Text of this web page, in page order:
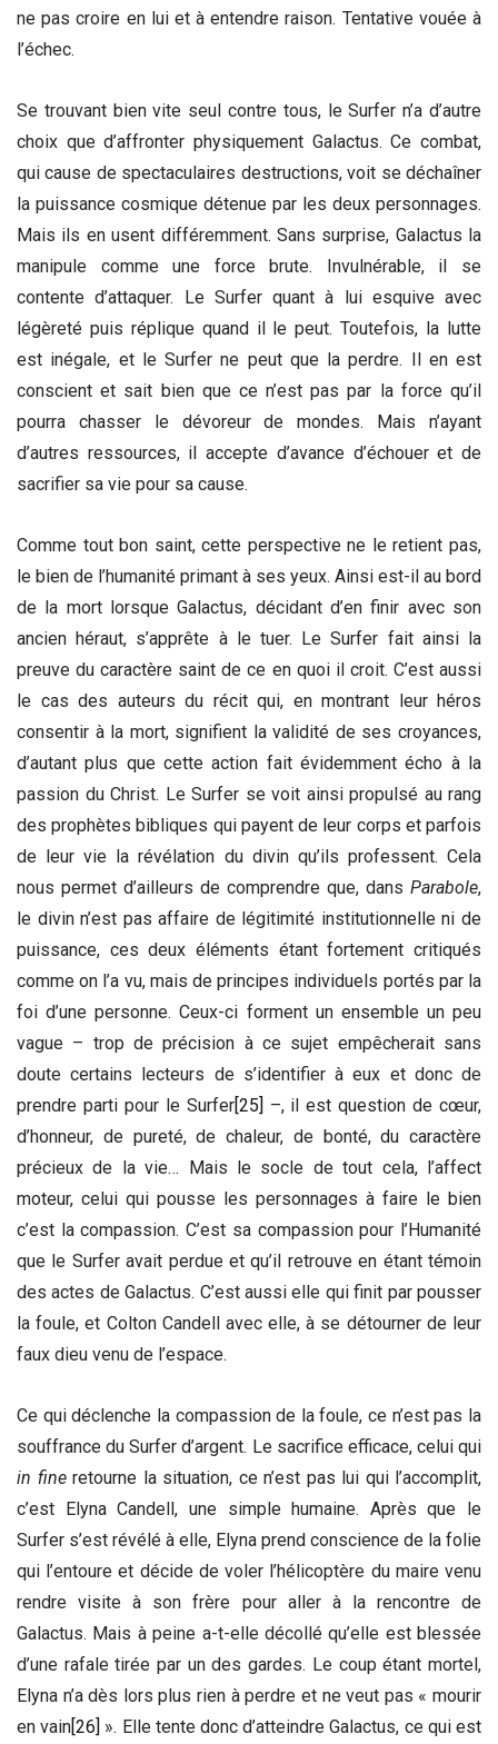
ne pas croire en lui et à entendre raison. Tentative vouée à
l’échec.
Se trouvant bien vite seul contre tous, le Surfer n’a d’autre
choix que d’affronter physiquement Galactus. Ce combat,
qui cause de spectaculaires destructions, voit se déchaîner
la puissance cosmique détenue par les deux personnages.
Mais ils en usent différemment. Sans surprise, Galactus la
manipule comme une force brute. Invulnérable, il se
contente d’attaquer. Le Surfer quant à lui esquive avec
légèreté puis réplique quand il le peut. Toutefois, la lutte
est inégale, et le Surfer ne peut que la perdre. Il en est
conscient et sait bien que ce n’est pas par la force qu’il
pourra chasser le dévoreur de mondes. Mais n’ayant
d’autres ressources, il accepte d’avance d’échouer et de
sacrifier sa vie pour sa cause.
Comme tout bon saint, cette perspective ne le retient pas,
le bien de l’humanité primant à ses yeux. Ainsi est-il au bord
de la mort lorsque Galactus, décidant d’en finir avec son
ancien héraut, s’apprête à le tuer. Le Surfer fait ainsi la
preuve du caractère saint de ce en quoi il croit. C’est aussi
le cas des auteurs du récit qui, en montrant leur héros
consentir à la mort, signifient la validité de ses croyances,
d’autant plus que cette action fait évidemment écho à la
passion du Christ. Le Surfer se voit ainsi propulsé au rang
des prophètes bibliques qui payent de leur corps et parfois
de leur vie la révélation du divin qu’ils professent. Cela
nous permet d’ailleurs de comprendre que, dans Parabole,
le divin n’est pas affaire de légitimité institutionnelle ni de
puissance, ces deux éléments étant fortement critiqués
comme on l’a vu, mais de principes individuels portés par la
foi d’une personne. Ceux-ci forment un ensemble un peu
vague – trop de précision à ce sujet empêcherait sans
doute certains lecteurs de s’identifier à eux et donc de
prendre parti pour le Surfer[25] –, il est question de cœur,
d’honneur, de pureté, de chaleur, de bonté, du caractère
précieux de la vie… Mais le socle de tout cela, l’affect
moteur, celui qui pousse les personnages à faire le bien
c’est la compassion. C’est sa compassion pour l’Humanité
que le Surfer avait perdue et qu’il retrouve en étant témoin
des actes de Galactus. C’est aussi elle qui finit par pousser
la foule, et Colton Candell avec elle, à se détourner de leur
faux dieu venu de l’espace.
Ce qui déclenche la compassion de la foule, ce n’est pas la
souffrance du Surfer d’argent. Le sacrifice efficace, celui qui
in fineretourne la situation, ce n’est pas lui qui l’accomplit,
c’est Elyna Candell, une simple humaine. Après que le
Surfer s’est révélé à elle, Elyna prend conscience de la folie
qui l’entoure et décide de voler l’hélicoptère du maire venu
rendre visite à son frère pour aller à la rencontre de
Galactus. Mais à peine a-t-elle décollé qu’elle est blessée
d’une rafale tirée par un des gardes. Le coup étant mortel,
Elyna n’a dès lors plus rien à perdre et ne veut pas « mourir
en vain [26] ». Elle tente donc d’atteindre Galactus, ce qui est